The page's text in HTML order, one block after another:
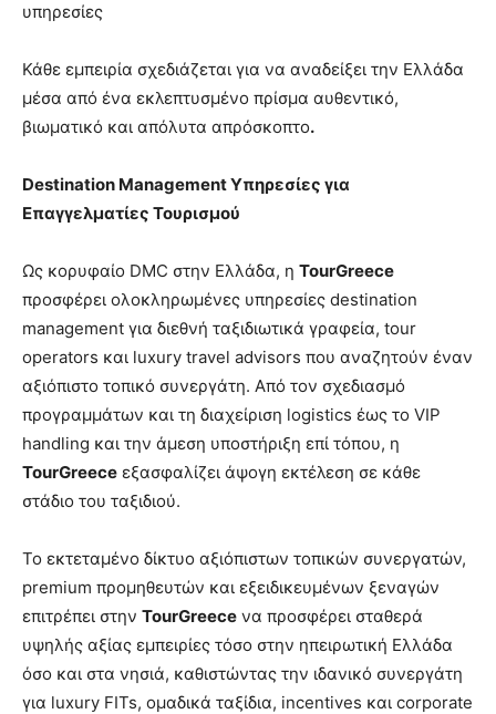
υπηρεσίες
Κάθε εμπειρία σχεδιάζεται για να αναδείξει την Ελλάδα
μέσα από ένα εκλεπτυσμένο πρίσμα αυθεντικό,
βιωματικό και απόλυτα απρόσκοπτο.
Destination ManagementΥπηρεσίες για
Επαγγελματίες Τουρισμού
Ως κορυφαίο DMC στην Ελλάδα, η TourGreece
προσφέρει ολοκληρωμένες υπηρεσίες destination
management για διεθνή ταξιδιωτικά γραφεία, tour
operators και luxury travel advisors που αναζητούν έναν
αξιόπιστο τοπικό συνεργάτη. Από τον σχεδιασμό
προγραμμάτων και τη διαχείριση logistics έως το VIP
handling και την άμεση υποστήριξη επί τόπου, η
TourGreece εξασφαλίζει άψογη εκτέλεση σε κάθε
στάδιο του ταξιδιού.
Το εκτεταμένο δίκτυο αξιόπιστων τοπικών συνεργατών,
premium προμηθευτών και εξειδικευμένων ξεναγών
επιτρέπει στην TourGreece να προσφέρει σταθερά
υψηλής αξίας εμπειρίες τόσο στην ηπειρωτική Ελλάδα
όσο και στα νησιά, καθιστώντας την ιδανικό συνεργάτη
για luxury FITs, ομαδικά ταξίδια, incentives και corporate